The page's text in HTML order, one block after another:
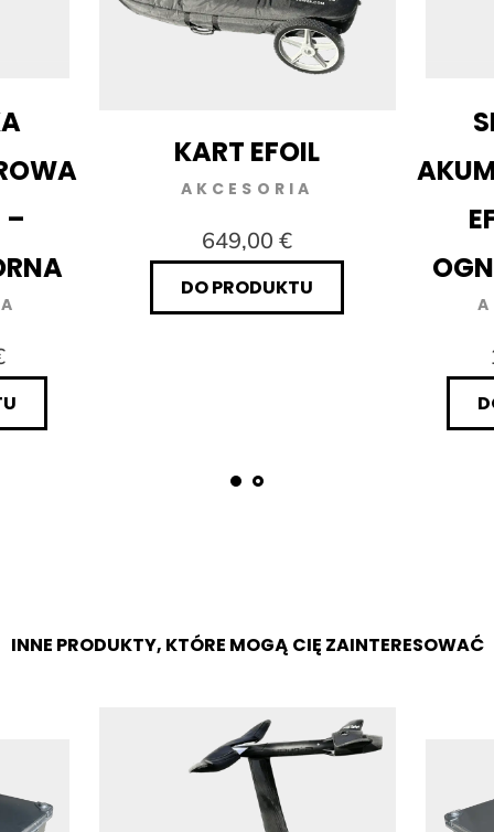
–
KART EFOIL
AKCESORIA
649,00 €
DO PRODUKTU
INNE PRODUKTY, KTÓRE MOGĄ CIĘ ZAINTERESOWAĆ